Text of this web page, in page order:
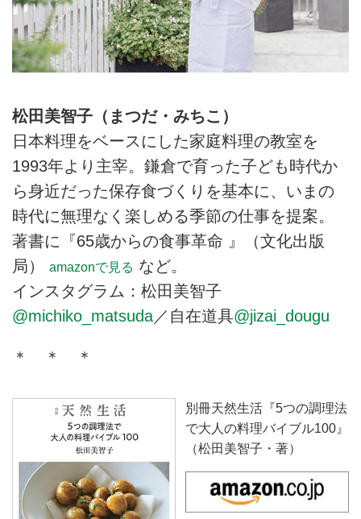
松田美智子（まつだ・みちこ）
日本料理をベースにした家庭料理の教室を
1993年より主宰。鎌倉で育った子ども時代か
ら身近だった保存食づくりを基本に、いまの
時代に無理なく楽しめる季節の仕事を提案。
著書に『65歳からの食事革命 』（文化出版
局）
amazonで見る など。
インスタグラム：松田美智子
@michiko_matsuda／自在道具@jizai_dougu
＊ ＊ ＊
別冊天然生活『5つの調理法
で大人の料理バイブル100』
（松田美智子・著）